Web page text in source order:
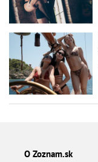
O Zoznam.sk